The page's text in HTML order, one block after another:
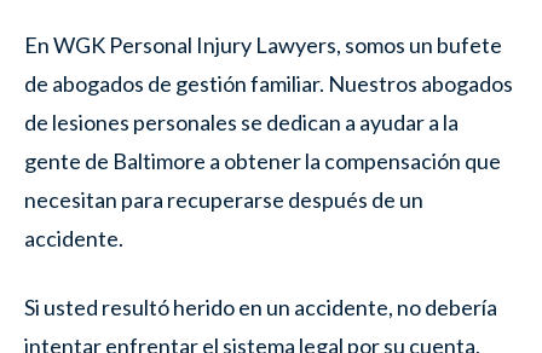
En WGK Personal Injury Lawyers, somos un bufete
de abogados de gestión familiar. Nuestros abogados
de lesiones personales se dedican a ayudar a la
gente de Baltimore a obtener la compensación que
necesitan para recuperarse después de un
accidente.
Si usted resultó herido en un accidente, no debería
intentar enfrentar el sistema legal por su cuenta.